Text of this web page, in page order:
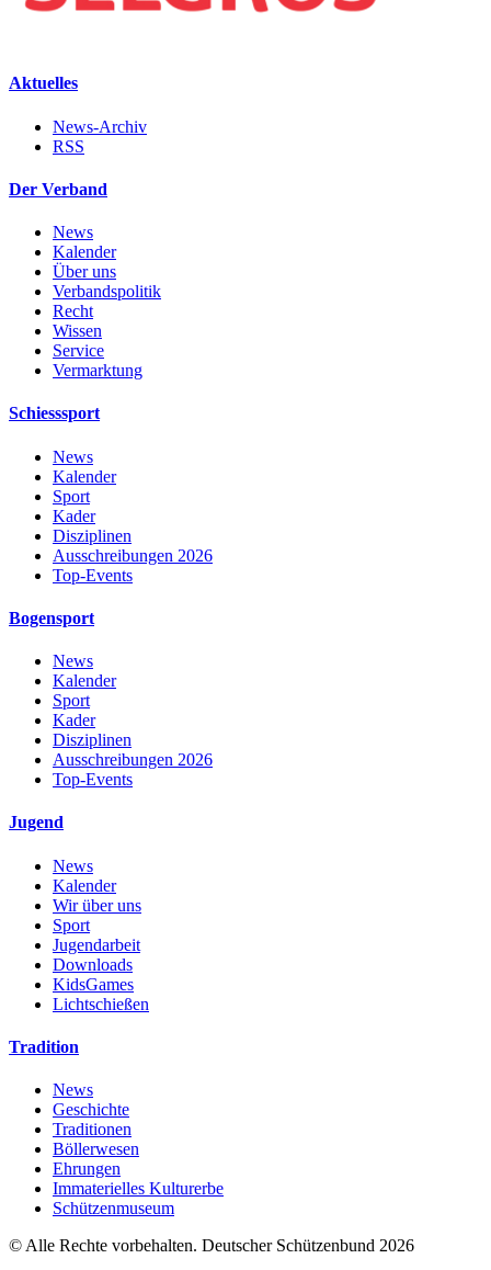
Aktuelles
News-Archiv
RSS
Der Verband
News
Kalender
Über uns
Verbandspolitik
Recht
Wissen
Service
Vermarktung
Schiesssport
News
Kalender
Sport
Kader
Disziplinen
Ausschreibungen 2026
Top-Events
Bogensport
News
Kalender
Sport
Kader
Disziplinen
Ausschreibungen 2026
Top-Events
Jugend
News
Kalender
Wir über uns
Sport
Jugendarbeit
Downloads
KidsGames
Lichtschießen
Tradition
News
Geschichte
Traditionen
Böllerwesen
Ehrungen
Immaterielles Kulturerbe
Schützenmuseum
© Alle Rechte vorbehalten. Deutscher Schützenbund 2026